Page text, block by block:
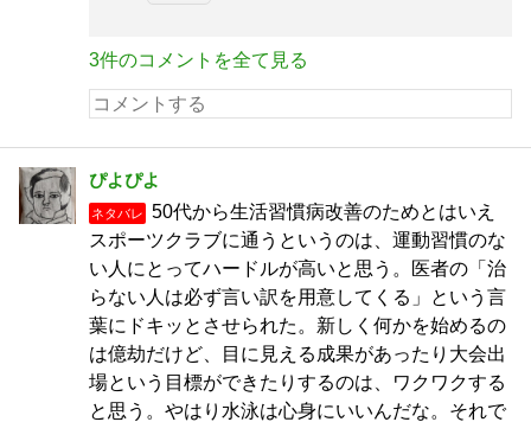
3件のコメントを全て見る
ぴよぴよ
ネタバレ
50代から生活習慣病改善のためとはいえ
スポーツクラブに通うというのは、運動習慣のな
い人にとってハードルが高いと思う。医者の「治
らない人は必ず言い訳を用意してくる」という言
葉にドキッとさせられた。新しく何かを始めるの
は億劫だけど、目に見える成果があったり大会出
場という目標ができたりするのは、ワクワクする
と思う。やはり水泳は心身にいいんだな。それで